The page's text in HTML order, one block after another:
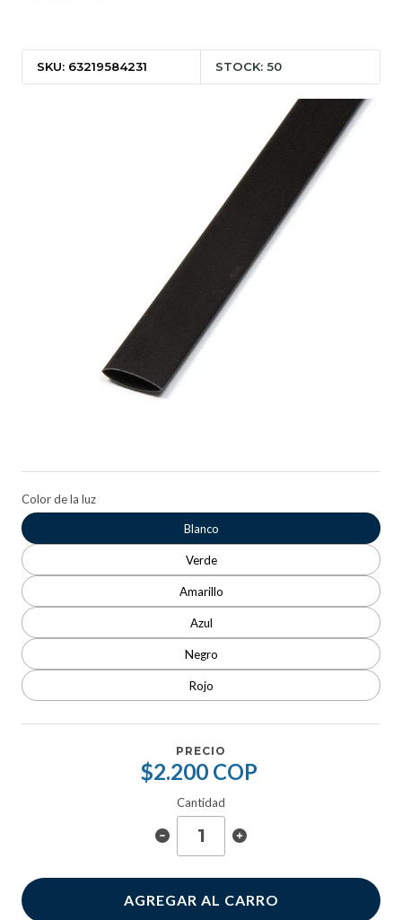
SKU: 63219584231 STOCK: 50
Color de la luz
Blanco
Verde
Amarillo
Azul
Negro
Rojo
PRECIO
$2.200 COP
Cantidad
AGREGAR AL CARRO